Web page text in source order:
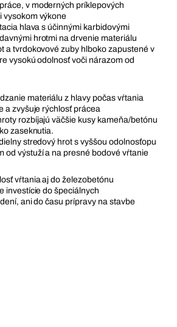
v moderných príklepových
vysokom výkone
hlava s účinnými karbidovými
hrotmi na drvenie materiálu
a tvrdokovové zuby hlboko zapustené v
vysokú odolnosť voči nárazom od
materiálu z hlavy počas vŕtania
a zvyšuje rýchlosť prácea
rozbíjajú väčšie kusy kameňa/betónu
zaseknutia.
stredový hrot s vyššou odolnosťopu
od výstuží a na presné bodové vŕtanie
vŕtania aj do železobetónu
investície do špeciálnych
ani do času prípravy na stavbe